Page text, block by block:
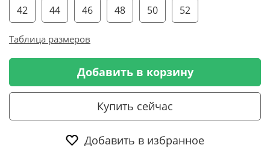
42 44 46 48 50 52
Таблица размеров
Добавить в корзину
Купить сейчас
Добавить в избранное